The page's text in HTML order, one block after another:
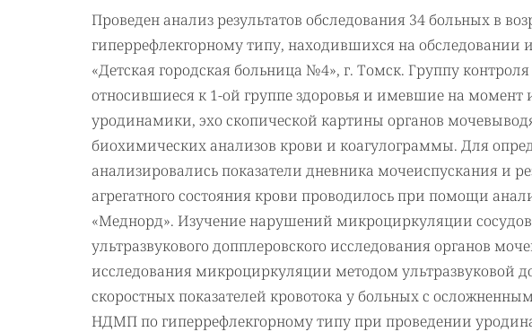
Проведен анализ результатов обследования 34 больных в
гиперрефлекгорному типу, находившихся на
«Детская городская больница №4», г. Томск. Группу
относившиеся к 1-ой группе здоровья и имевшие на момент
уродинамики, эхо скопической картины органов
биохимических анализов крови и коагулограммы. Для
анализировались показатели дневника мочеиспускания и
агрегатного состояния крови проводилось при помощи
«Меднорд». Изучение нарушений микроциркуляции
ультразвукового допплеровского исследования органов
исследования микроциркуляции методом ультразвуковой
скоростных показателей кровотока у больных с
НДМП по гиперрефлекгорному типу при проведении